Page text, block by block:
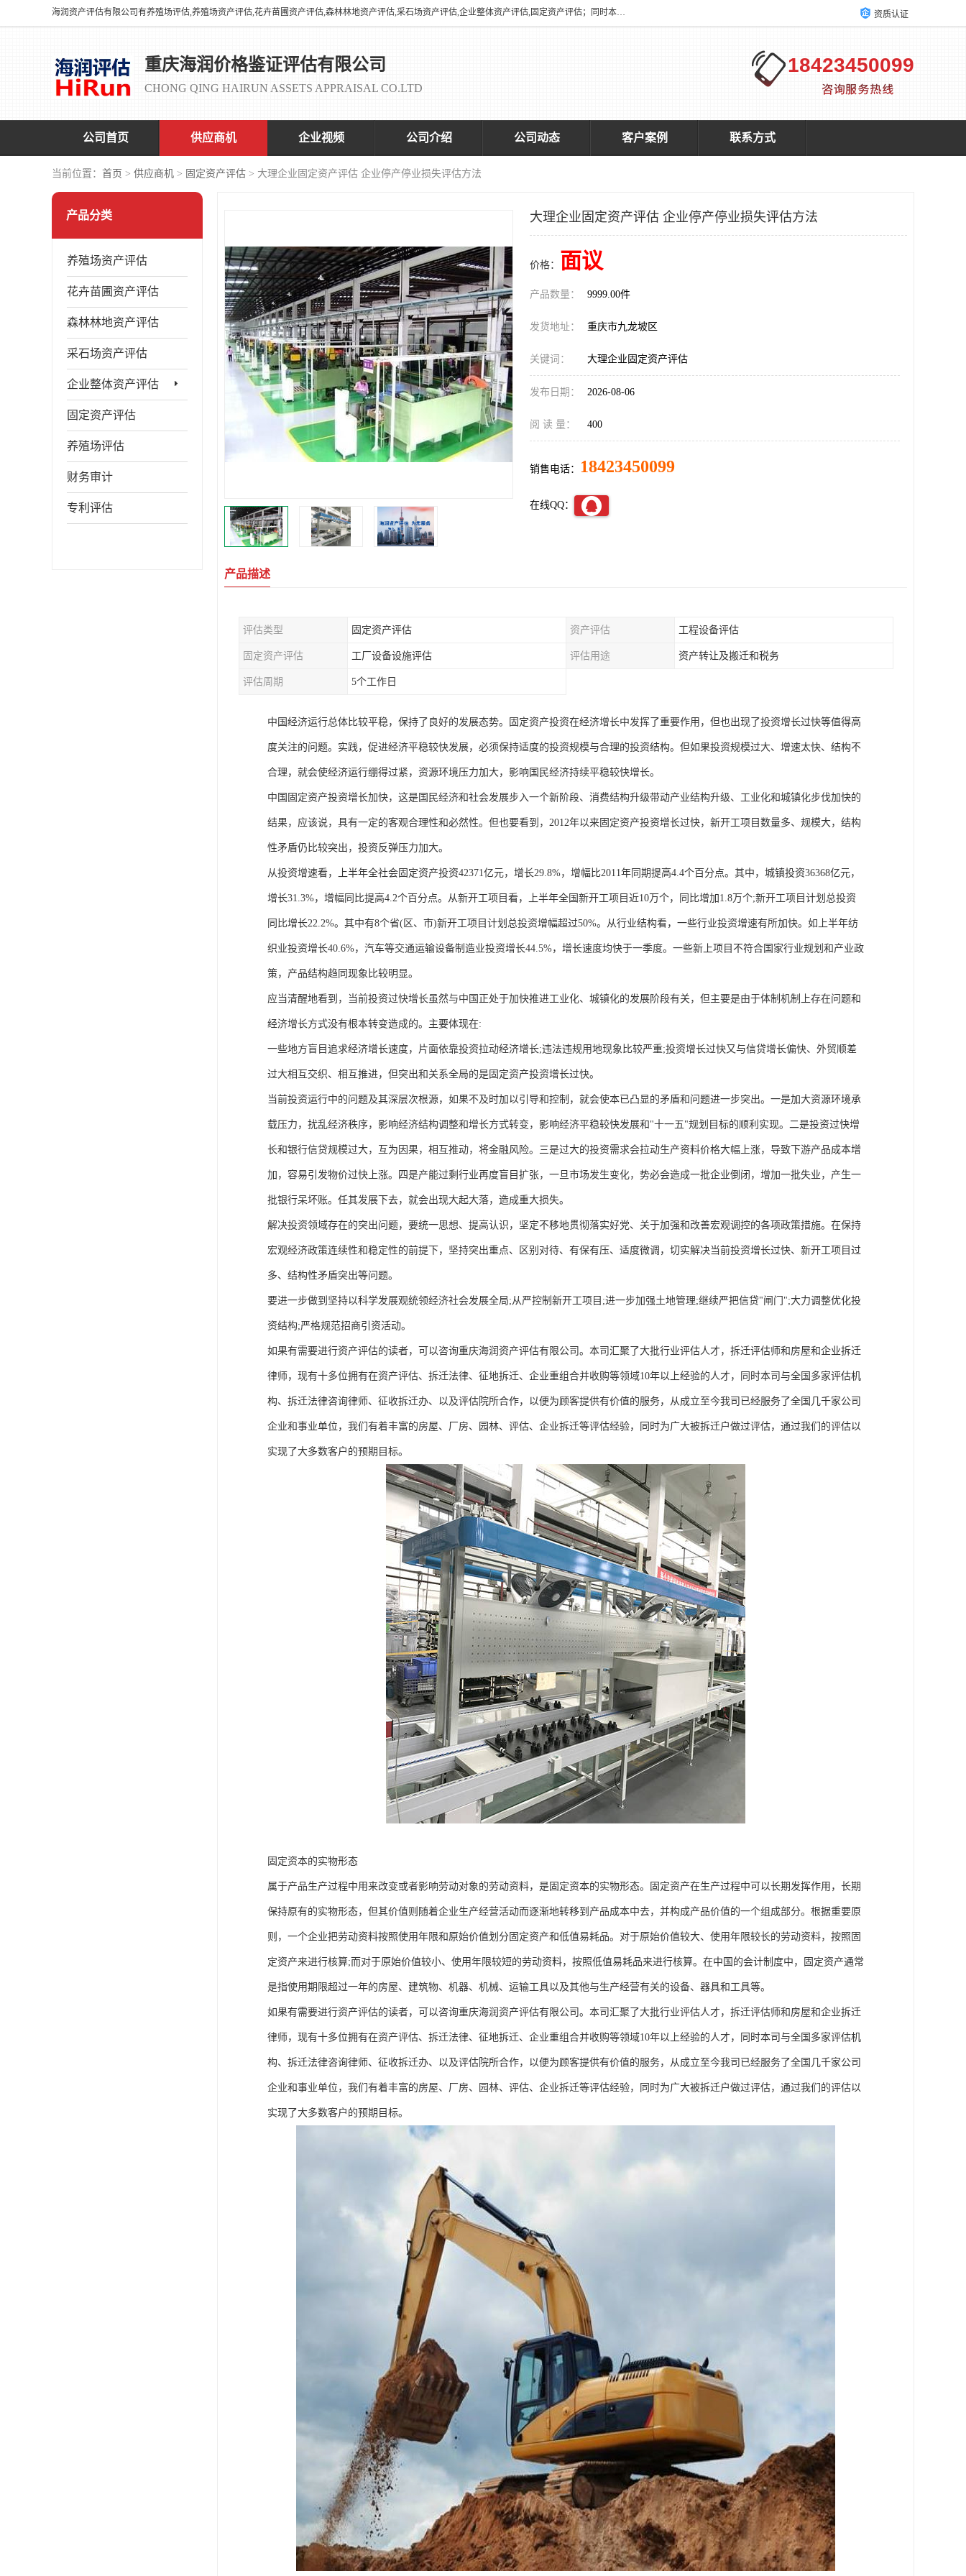
海润资产评估有限公司有养殖场评估,养殖场资产评估,花卉苗圃资产评估,森林林地资产评估,采石场资产评估,企业整体资产评估,固定资产评估；同时本司与全国多家着名评估机构、拆迁法律咨询律师、征收拆迁办、以及评估院校合作，以便为顾客提供有价值的服务。 资质认证
重庆海润价格鉴证评估有限公司
CHONG QING HAIRUN ASSETS APPRAISAL CO.LTD
18423450099
公司首页 供应商机 企业视频 公司介绍 公司动态 客户案例 联系方式
当前位置： 首页 > 供应商机 > 固定资产评估 > 大理企业固定资产评估 企业停产停业损失评估方法
产品分类
养殖场资产评估
花卉苗圃资产评估
森林林地资产评估
采石场资产评估
企业整体资产评估
固定资产评估
养殖场评估
财务审计
专利评估
大理企业固定资产评估 企业停产停业损失评估方法
价格： 面议
产品数量： 9999.00件
发货地址： 重庆市九龙坡区
关键词： 大理企业固定资产评估
发布日期： 2026-08-06
阅 读 量： 400
销售电话： 18423450099
在线QQ：
产品描述
评估类型 固定资产评估 资产评估 工程设备评估
固定资产评估 工厂设备设施评估 评估用途 资产转让及搬迁和税务
评估周期 5个工作日
中国经济运行总体比较平稳，保持了良好的发展态势。固定资产投资在经济增长中发挥了重要作用，但也出现了投资增长过快等值得高
度关注的问题。实践，促进经济平稳较快发展，必须保持适度的投资规模与合理的投资结构。但如果投资规模过大、增速太快、结构不
合理，就会使经济运行绷得过紧，资源环境压力加大，影响国民经济持续平稳较快增长。
中国固定资产投资增长加快，这是国民经济和社会发展步入一个新阶段、消费结构升级带动产业结构升级、工业化和城镇化步伐加快的
结果，应该说，具有一定的客观合理性和必然性。但也要看到，2012年以来固定资产投资增长过快，新开工项目数量多、规模大，结构
性矛盾仍比较突出，投资反弹压力加大。
从投资增速看，上半年全社会固定资产投资42371亿元，增长29.8%，增幅比2011年同期提高4.4个百分点。其中，城镇投资36368亿元，
增长31.3%，增幅同比提高4.2个百分点。从新开工项目看，上半年全国新开工项目近10万个，同比增加1.8万个;新开工项目计划总投资
同比增长22.2%。其中有8个省(区、市)新开工项目计划总投资增幅超过50%。从行业结构看，一些行业投资增速有所加快。如上半年纺
织业投资增长40.6%，汽车等交通运输设备制造业投资增长44.5%，增长速度均快于一季度。一些新上项目不符合国家行业规划和产业政
策，产品结构趋同现象比较明显。
应当清醒地看到，当前投资过快增长虽然与中国正处于加快推进工业化、城镇化的发展阶段有关，但主要是由于体制机制上存在问题和
经济增长方式没有根本转变造成的。主要体现在:
一些地方盲目追求经济增长速度，片面依靠投资拉动经济增长;违法违规用地现象比较严重;投资增长过快又与信贷增长偏快、外贸顺差
过大相互交织、相互推进，但突出和关系全局的是固定资产投资增长过快。
当前投资运行中的问题及其深层次根源，如果不及时加以引导和控制，就会使本已凸显的矛盾和问题进一步突出。一是加大资源环境承
载压力，扰乱经济秩序，影响经济结构调整和增长方式转变，影响经济平稳较快发展和"十一五"规划目标的顺利实现。二是投资过快增
长和银行信贷规模过大，互为因果，相互推动，将金融风险。三是过大的投资需求会拉动生产资料价格大幅上涨，导致下游产品成本增
加，容易引发物价过快上涨。四是产能过剩行业再度盲目扩张，一旦市场发生变化，势必会造成一批企业倒闭，增加一批失业，产生一
批银行呆坏账。任其发展下去，就会出现大起大落，造成重大损失。
解决投资领域存在的突出问题，要统一思想、提高认识，坚定不移地贯彻落实好党、关于加强和改善宏观调控的各项政策措施。在保持
宏观经济政策连续性和稳定性的前提下，坚持突出重点、区别对待、有保有压、适度微调，切实解决当前投资增长过快、新开工项目过
多、结构性矛盾突出等问题。
要进一步做到坚持以科学发展观统领经济社会发展全局;从严控制新开工项目;进一步加强土地管理;继续严把信贷"闸门";大力调整优化投
资结构;严格规范招商引资活动。
如果有需要进行资产评估的读者，可以咨询重庆海润资产评估有限公司。本司汇聚了大批行业评估人才，拆迁评估师和房屋和企业拆迁
律师，现有十多位拥有在资产评估、拆迁法律、征地拆迁、企业重组合并收购等领域10年以上经验的人才，同时本司与全国多家评估机
构、拆迁法律咨询律师、征收拆迁办、以及评估院所合作，以便为顾客提供有价值的服务，从成立至今我司已经服务了全国几千家公司
企业和事业单位，我们有着丰富的房屋、厂房、园林、评估、企业拆迁等评估经验，同时为广大被拆迁户做过评估，通过我们的评估以
实现了大多数客户的预期目标。
固定资本的实物形态
属于产品生产过程中用来改变或者影响劳动对象的劳动资料，是固定资本的实物形态。固定资产在生产过程中可以长期发挥作用，长期
保持原有的实物形态，但其价值则随着企业生产经营活动而逐渐地转移到产品成本中去，并构成产品价值的一个组成部分。根据重要原
则，一个企业把劳动资料按照使用年限和原始价值划分固定资产和低值易耗品。对于原始价值较大、使用年限较长的劳动资料，按照固
定资产来进行核算;而对于原始价值较小、使用年限较短的劳动资料，按照低值易耗品来进行核算。在中国的会计制度中，固定资产通常
是指使用期限超过一年的房屋、建筑物、机器、机械、运输工具以及其他与生产经营有关的设备、器具和工具等。
如果有需要进行资产评估的读者，可以咨询重庆海润资产评估有限公司。本司汇聚了大批行业评估人才，拆迁评估师和房屋和企业拆迁
律师，现有十多位拥有在资产评估、拆迁法律、征地拆迁、企业重组合并收购等领域10年以上经验的人才，同时本司与全国多家评估机
构、拆迁法律咨询律师、征收拆迁办、以及评估院所合作，以便为顾客提供有价值的服务，从成立至今我司已经服务了全国几千家公司
企业和事业单位，我们有着丰富的房屋、厂房、园林、评估、企业拆迁等评估经验，同时为广大被拆迁户做过评估，通过我们的评估以
实现了大多数客户的预期目标。